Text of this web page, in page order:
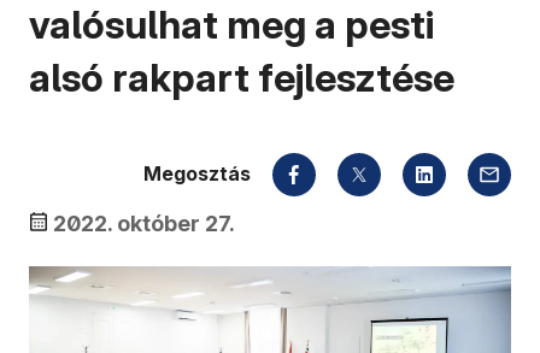
valósulhat meg a pesti
alsó rakpart fejlesztése
2022. október 27.
Megosztás